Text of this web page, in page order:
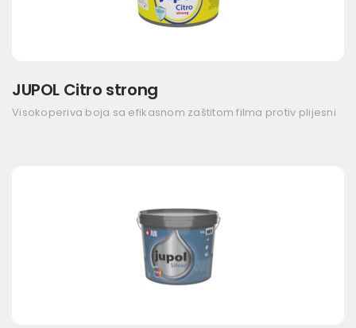
JUPOL Citro strong
Visokoperiva boja sa efikasnom zaštitom filma protiv plijesni